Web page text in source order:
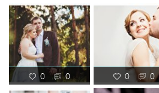
0 0 0 0